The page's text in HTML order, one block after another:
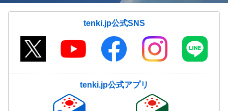
tenki.jp公式SNS
tenki.jp公式アプリ